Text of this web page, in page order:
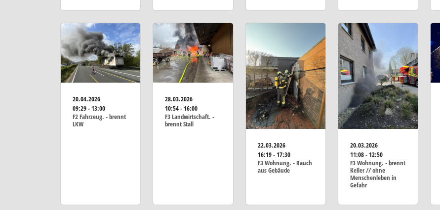
20.04.2026
09:29 - 13:00
F2 Fahrzeug. - brennt
LKW
28.03.2026
10:54 - 16:00
F3 Landwirtschaft. -
brennt Stall
22.03.2026
16:19 - 17:30
F3 Wohnung. - Rauch
aus Gebäude
20.03.2026
11:08 - 12:50
F3 Wohnung. - brennt
Keller // ohne
Menschenleben in
Gefahr